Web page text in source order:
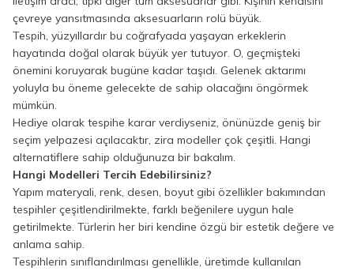
çevreye yansıtmasında aksesuarların rolü büyük.
Tespih, yüzyıllardır bu coğrafyada yaşayan erkeklerin
hayatında doğal olarak büyük yer tutuyor. O, geçmişteki
önemini koruyarak bugüne kadar taşıdı. Gelenek aktarımı
yoluyla bu öneme gelecekte de sahip olacağını öngörmek
mümkün.
Hediye olarak tespihe karar verdiyseniz, önünüzde geniş bir
seçim yelpazesi açılacaktır, zira modeller çok çeşitli. Hangi
alternatiflere sahip olduğunuza bir bakalım.
Hangi Modelleri Tercih Edebilirsiniz?
Yapım materyali, renk, desen, boyut gibi özellikler bakımından
tespihler çeşitlendirilmekte, farklı beğenilere uygun hale
getirilmekte. Türlerin her biri kendine özgü bir estetik değere ve
anlama sahip.
Tespihlerin sınıflandırılması genellikle, üretimde kullanılan